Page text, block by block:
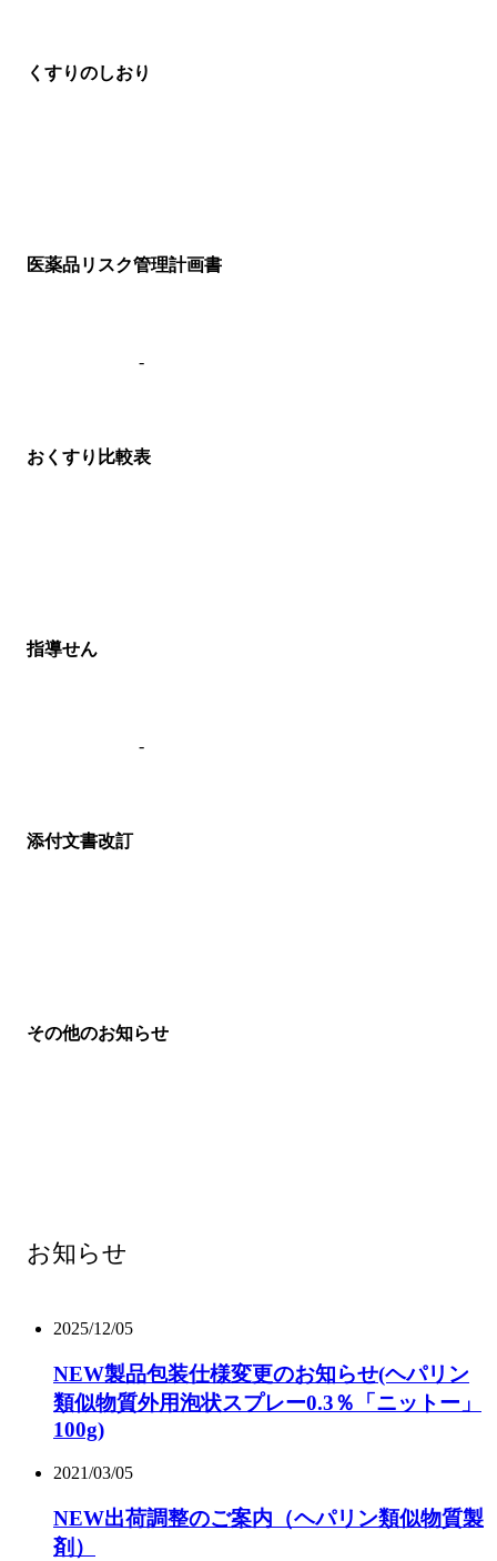
くすりのしおり
医薬品リスク管理計画書
-
おくすり比較表
指導せん
-
添付文書改訂
その他のお知らせ
お知らせ
2025/12/05
NEW製品包装仕様変更のお知らせ(ヘパリン
類似物質外用泡状スプレー0.3％「ニットー」
100g)
2021/03/05
NEW出荷調整のご案内（ヘパリン類似物質製
剤）